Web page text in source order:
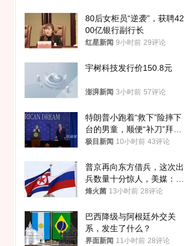
80后女柜员“逆袭”，获聘42
00亿银行副行长
红星新闻 9小时前 29评论
宇树科技发行价150.8元
澎湃新闻 3小时前 57评论
特朗普小跑着“救下”险摔下
台的男童，顺便“补刀”拜
登：“我可不想他像拜登一
极目新闻 10小时前 43评论
普京再向东方借兵，这次出
兵数量十分惊人，美媒：俄
朝要动真格？
烽火菌 13小时前 28评论
巴西降级与阿根廷外交关
系，发生了什么？
界面新闻 11小时前 28评论